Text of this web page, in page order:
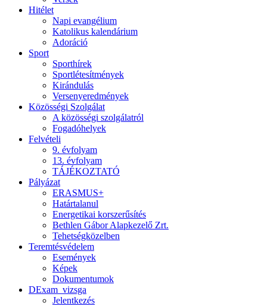
Hitélet
Napi evangélium
Katolikus kalendárium
Adoráció
Sport
Sporthírek
Sportlétesítmények
Kirándulás
Versenyeredmények
Közösségi Szolgálat
A közösségi szolgálatról
Fogadóhelyek
Felvételi
9. évfolyam
13. évfolyam
TÁJÉKOZTATÓ
Pályázat
ERASMUS+
Határtalanul
Energetikai korszerűsítés
Bethlen Gábor Alapkezelő Zrt.
Tehetségközelben
Teremtésvédelem
Események
Képek
Dokumentumok
DExam_vizsga
Jelentkezés